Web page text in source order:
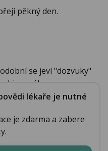
pěkný den.
se jeví "dozvuky"
lékaře je nutné
je zdarma a zabere